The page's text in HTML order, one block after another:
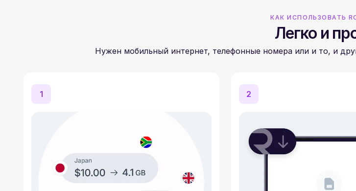
КАК ИСПОЛЬЗОВАТЬ
Легко и
Нужен мобильный интернет, телефонные номера или и то, и
1 2